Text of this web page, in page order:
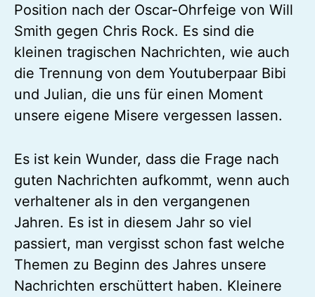
Position nach der Oscar-Ohrfeige von Will
Smith gegen Chris Rock. Es sind die
kleinen tragischen Nachrichten, wie auch
die Trennung von dem Youtuberpaar Bibi
und Julian, die uns für einen Moment
unsere eigene Misere vergessen lassen.
Es ist kein Wunder, dass die Frage nach
guten Nachrichten aufkommt, wenn auch
verhaltener als in den vergangenen
Jahren. Es ist in diesem Jahr so viel
passiert, man vergisst schon fast welche
Themen zu Beginn des Jahres unsere
Nachrichten erschüttert haben. Kleinere